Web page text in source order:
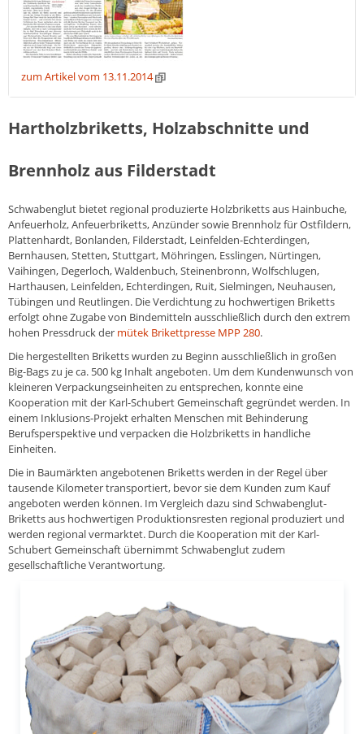
zum Artikel vom 13.11.2014
Hartholzbriketts, Holzabschnitte und
Brennholz aus Filderstadt
Schwabenglut bietet regional produzierte Holzbriketts aus Hainbuche,
Anfeuerholz, Anfeuerbriketts, Anzünder sowie Brennholz für Ostfildern,
Plattenhardt, Bonlanden, Filderstadt, Leinfelden-Echterdingen,
Bernhausen, Stetten, Stuttgart, Möhringen, Esslingen, Nürtingen,
Vaihingen, Degerloch, Waldenbuch, Steinenbronn, Wolfschlugen,
Harthausen, Leinfelden, Echterdingen, Ruit, Sielmingen, Neuhausen,
Tübingen und Reutlingen. Die Verdichtung zu hochwertigen Briketts
erfolgt ohne Zugabe von Bindemitteln ausschließlich durch den extrem
hohen Pressdruck der mütek Brikettpresse MPP 280.
Die hergestellten Briketts wurden zu Beginn ausschließlich in großen
Big-Bags zu je ca. 500 kg Inhalt angeboten. Um dem Kundenwunsch von
kleineren Verpackungseinheiten zu entsprechen, konnte eine
Kooperation mit der Karl-Schubert Gemeinschaft gegründet werden. In
einem Inklusions-Projekt erhalten Menschen mit Behinderung
Berufsperspektive und verpacken die Holzbriketts in handliche
Einheiten.
Die in Baumärkten angebotenen Briketts werden in der Regel über
tausende Kilometer transportiert, bevor sie dem Kunden zum Kauf
angeboten werden können. Im Vergleich dazu sind Schwabenglut-
Briketts aus hochwertigen Produktionsresten regional produziert und
werden regional vermarktet. Durch die Kooperation mit der Karl-
Schubert Gemeinschaft übernimmt Schwabenglut zudem
gesellschaftliche Verantwortung.